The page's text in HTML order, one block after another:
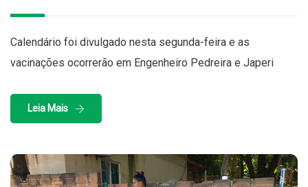
Calendário foi divulgado nesta segunda-feira e as
vacinações ocorrerão em Engenheiro Pedreira e Japeri
Leia Mais